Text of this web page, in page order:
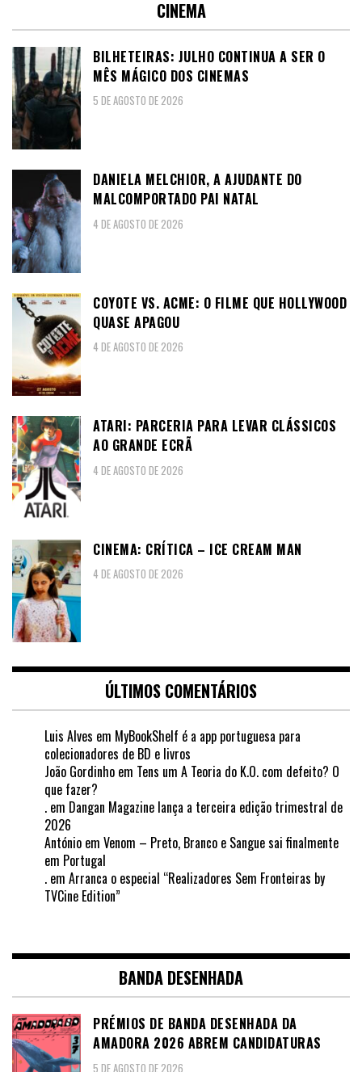
CINEMA
BILHETEIRAS: JULHO CONTINUA A SER O
MÊS MÁGICO DOS CINEMAS
5 DE AGOSTO DE 2026
DANIELA MELCHIOR, A AJUDANTE DO
MALCOMPORTADO PAI NATAL
4 DE AGOSTO DE 2026
COYOTE VS. ACME: O FILME QUE HOLLYWOOD
QUASE APAGOU
4 DE AGOSTO DE 2026
ATARI: PARCERIA PARA LEVAR CLÁSSICOS
AO GRANDE ECRÃ
4 DE AGOSTO DE 2026
CINEMA: CRÍTICA – ICE CREAM MAN
4 DE AGOSTO DE 2026
ÚLTIMOS COMENTÁRIOS
Luis Alves em MyBookShelf é a app portuguesa para
colecionadores de BD e livros
João Gordinho em Tens um A Teoria do K.O. com defeito? O
que fazer?
. em Dangan Magazine lança a terceira edição trimestral de
2026
António em Venom – Preto, Branco e Sangue sai finalmente
em Portugal
. em Arranca o especial “Realizadores Sem Fronteiras by
TVCine Edition”
BANDA DESENHADA
PRÉMIOS DE BANDA DESENHADA DA
AMADORA 2026 ABREM CANDIDATURAS
5 DE AGOSTO DE 2026